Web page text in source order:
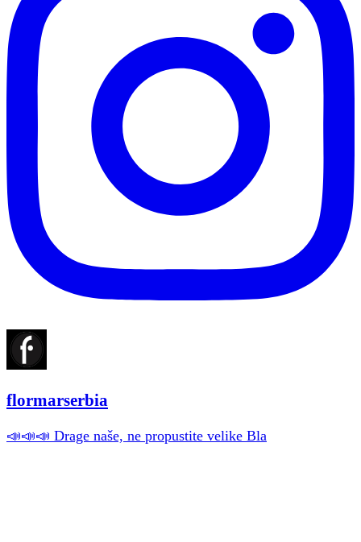
flormarserbia
📣📣📣 Drage naše, ne propustite velike Bla